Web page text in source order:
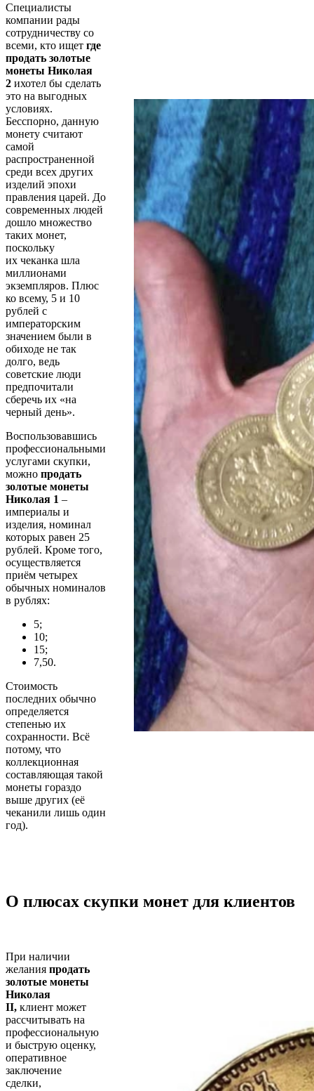
Специалисты
компании рады
сотрудничеству со
всеми, кто ищет где
продать золотые
монеты Николая
2 ихотел бы сделать
это на выгодных
условиях.
Бесспорно, данную
монету считают
самой
распространенной
среди всех других
изделий эпохи
правления царей. До
современных людей
дошло множество
таких монет,
поскольку
их чеканка шла
миллионами
экземпляров. Плюс
ко всему, 5 и 10
рублей с
императорским
значением были в
обиходе не так
долго, ведь
советские люди
предпочитали
сберечь их «на
черный день».
Воспользовавшись
профессиональными
услугами скупки,
можно продать
золотые монеты
Николая 1 –
империалы и
изделия, номинал
которых равен 25
рублей. Кроме того,
осуществляется
приём четырех
обычных номиналов
в рублях:
5;
10;
15;
7,50.
Стоимость
последних обычно
определяется
степенью их
сохранности. Всё
потому, что
коллекционная
составляющая такой
монеты гораздо
выше других (её
чеканили лишь один
год).
О плюсах скупки монет для клиентов
При наличии
желания продать
золотые монеты
Николая
II, клиент может
рассчитывать на
профессиональную
и быструю оценку,
оперативное
заключение
сделки,